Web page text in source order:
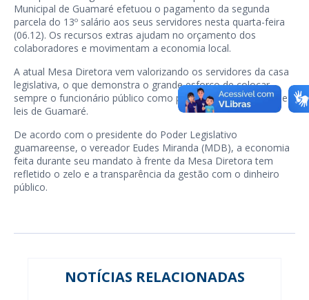
Municipal de Guamaré efetuou o pagamento da segunda
parcela do 13º salário aos seus servidores nesta quarta-feira
(06.12). Os recursos extras ajudam no orçamento dos
colaboradores e movimentam a economia local.
A atual Mesa Diretora vem valorizando os servidores da casa
legislativa, o que demonstra o grande esforço de colocar
sempre o funcionário público como peça principal da casa de
leis de Guamaré.
De acordo com o presidente do Poder Legislativo
guamareense, o vereador Eudes Miranda (MDB), a economia
feita durante seu mandato à frente da Mesa Diretora tem
refletido o zelo e a transparência da gestão com o dinheiro
público.
NOTÍCIAS RELACIONADAS